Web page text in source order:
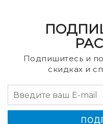
Подпишитесь и
скидках и